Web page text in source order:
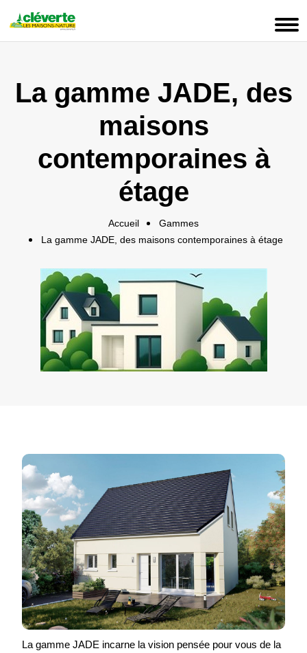
La gamme JADE, des
maisons
contemporaines à
étage
Accueil
Gammes
La gamme JADE, des maisons contemporaines à étage
La gamme JADE incarne la vision pensée pour vous de la